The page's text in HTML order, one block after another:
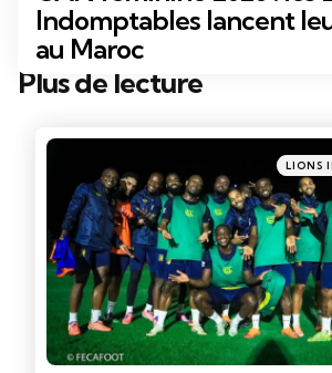
Indomptables lancent
au Maroc
Plus de lecture
Post
Posté
dans
LIONS